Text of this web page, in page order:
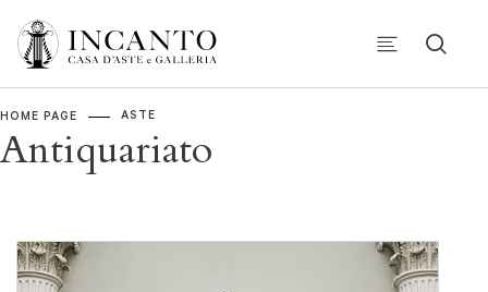
HOME PAGE ASTE
Antiquariato